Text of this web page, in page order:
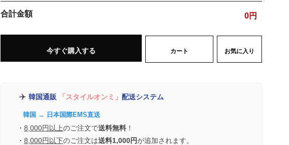
合計金額 0円
今すぐ購入する カート お気に入り
✈️ 韓国通販 「スタイルオンミ」 配送システム
韓国 → 日本国際EMS直送
・ 8,000円以上のご注文で送料無料 ！
・ 8,000円以下のご注文は送料1,000円が追加されます。